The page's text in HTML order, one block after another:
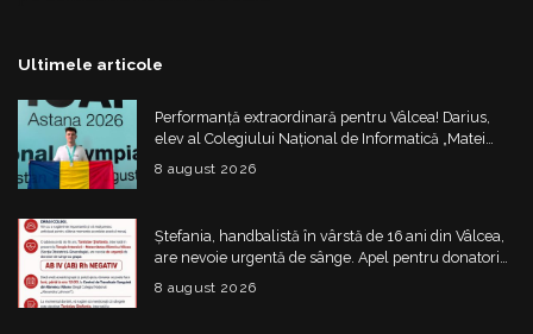
Ultimele articole
Performanță extraordinară pentru Vâlcea! Darius,
elev al Colegiului Național de Informatică „Matei
Basarab”, a cucerit argintul la Olimpiada
Internațională de Inteligență Artificială
8 august 2026
Ștefania, handbalistă în vârstă de 16 ani din Vâlcea,
are nevoie urgentă de sânge. Apel pentru donatori
cu grupa AB IV negativ
8 august 2026